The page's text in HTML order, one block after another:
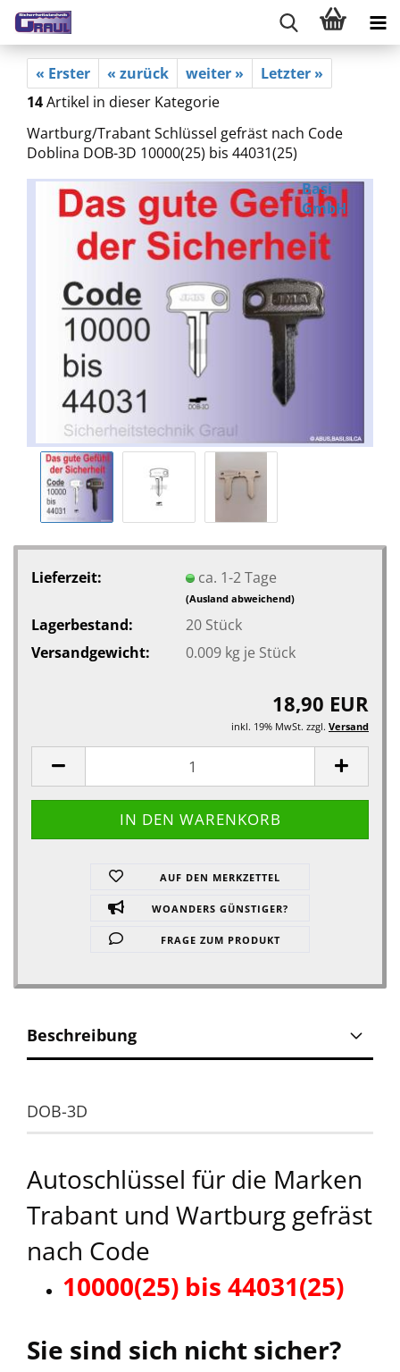
« Erster « zurück weiter »
Letzter »
14Artikel in dieser Kategorie
Wartburg/Trabant Schlüssel gefräst nach Code
Doblina DOB-3D 10000(25) bis 44031(25)
Basi
GmbH
Lieferzeit: ca. 1-2 Tage
(Ausland abweichend)
Lagerbestand: 20 Stück
Versandgewicht:
0.009kg je Stück
18,90 EUR
inkl. 19% MwSt. zzgl. Versand
AUF DEN MERKZETTEL
WOANDERS GÜNSTIGER?
FRAGE ZUM PRODUKT
Beschreibung
DOB-3D
Autoschlüssel für die Marken
Trabant und Wartburg gefräst
nach Code
10000(25) bis 44031(25)
Sie sind sich nicht sicher?